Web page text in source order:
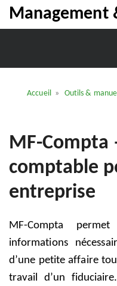
Management
Accueil»Outils &
MF-Compta
comptable
entreprise
MF-Compta
informations
d’une petite affaire
travail d’un